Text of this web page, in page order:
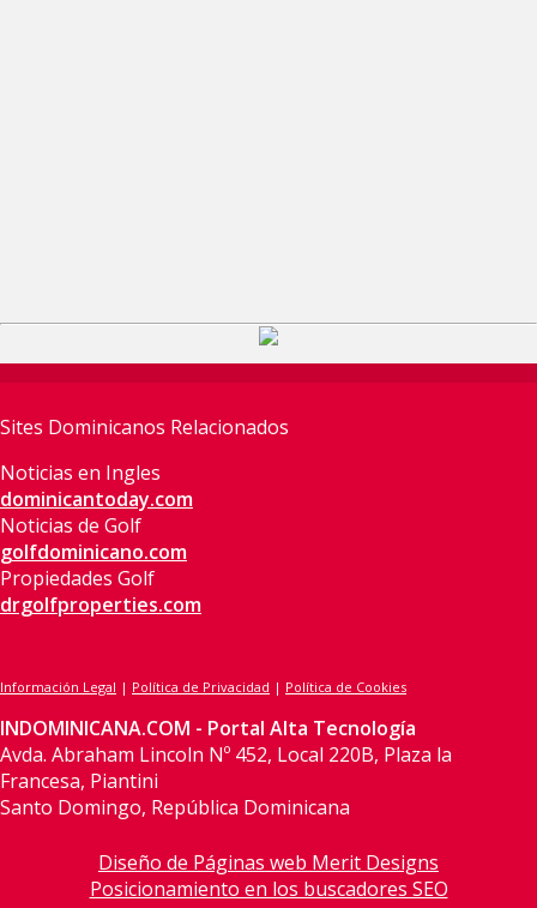
Sites Dominicanos Relacionados
Noticias en Ingles
dominicantoday.com
Noticias de Golf
golfdominicano.com
Propiedades Golf
drgolfproperties.com
Información Legal | Política de Privacidad | Política de Cookies
INDOMINICANA.COM - Portal Alta Tecnología
Avda. Abraham Lincoln Nº 452, Local 220B, Plaza la
Francesa, Piantini
Santo Domingo, República Dominicana
Diseño de Páginas web Merit Designs
Posicionamiento en los buscadores SEO